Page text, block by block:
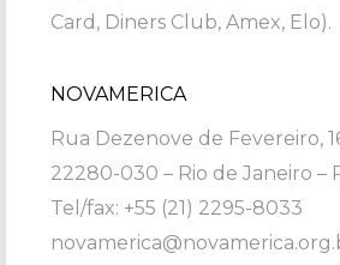
Card, Diners Club, Amex, Elo).
NOVAMERICA
Rua Dezenove de Fevereiro,
22280-030 – Rio de Janeiro –
Tel/fax: +55 (21) 2295-8033